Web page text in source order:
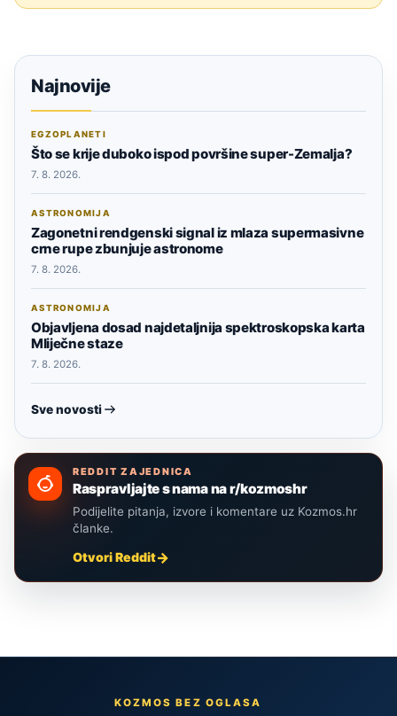
Najnovije
EGZOPLANETI
Što se krije duboko ispod površine super-Zemalja?
7. 8. 2026.
ASTRONOMIJA
Zagonetni rendgenski signal iz mlaza supermasivne
crne rupe zbunjuje astronome
7. 8. 2026.
ASTRONOMIJA
Objavljena dosad najdetaljnija spektroskopska karta
Mliječne staze
7. 8. 2026.
Sve novosti
REDDIT ZAJEDNICA
Raspravljajte s nama na r/kozmoshr
Podijelite pitanja, izvore i komentare uz Kozmos.hr
članke.
Otvori Reddit
KOZMOS BEZ OGLASA